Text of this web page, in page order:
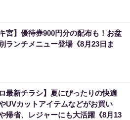
宮】優待券900円分の配布も！お盆
ランチメニュー登場《8月23日ま
最新チラシ】夏にぴったりの快適
UVカットアイテムなどがお買い
帰省、レジャーにも大活躍《8月13